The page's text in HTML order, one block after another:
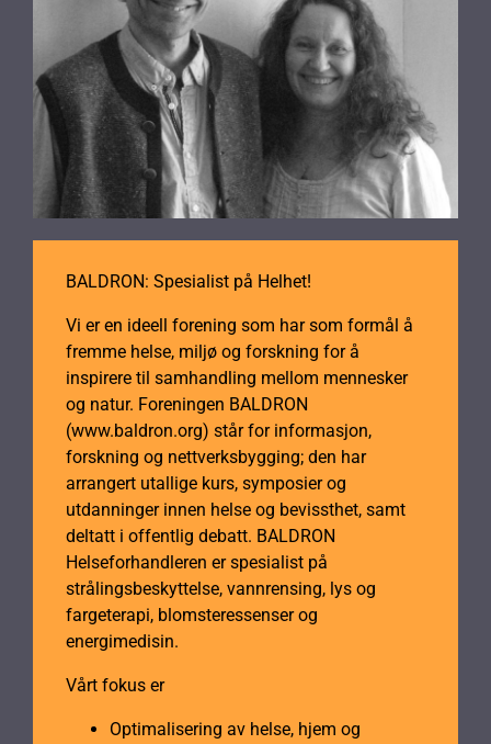
BALDRON: Spesialist på Helhet!
Vi er en ideell forening som har som formål å
fremme helse, miljø og forskning for å
inspirere til samhandling mellom mennesker
og natur. Foreningen BALDRON
(www.baldron.org) står for informasjon,
forskning og nettverksbygging; den har
arrangert utallige kurs, symposier og
utdanninger innen helse og bevissthet, samt
deltatt i offentlig debatt. BALDRON
Helseforhandleren er spesialist på
strålingsbeskyttelse, vannrensing, lys og
fargeterapi, blomsteressenser og
energimedisin.
Vårt fokus er
Optimalisering av helse, hjem og